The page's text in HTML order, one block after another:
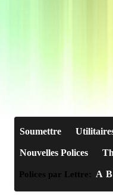
Soumettre
Nouvelles Polices
Polices par Lettre: A B